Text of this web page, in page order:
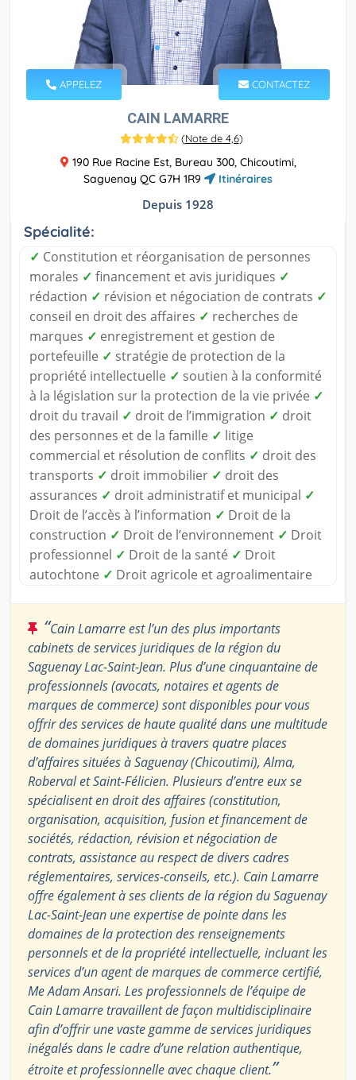
APPELEZ CONTACTEZ
CAIN LAMARRE
(Note de 4,6)
190 Rue Racine Est, Bureau 300, Chicoutimi,
Saguenay QC G7H 1R9
Itinéraires
Depuis 1928
Spécialité:
✓ Constitution et réorganisation de personnes
morales ✓ financement et avis juridiques ✓
rédaction ✓ révision et négociation de contrats ✓
conseil en droit des affaires ✓ recherches de
marques ✓ enregistrement et gestion de
portefeuille ✓ stratégie de protection de la
propriété intellectuelle ✓ soutien à la conformité
à la législation sur la protection de la vie privée ✓
droit du travail ✓ droit de l’immigration ✓ droit
des personnes et de la famille ✓ litige
commercial et résolution de conflits ✓ droit des
transports ✓ droit immobilier ✓ droit des
assurances ✓ droit administratif et municipal ✓
Droit de l’accès à l’information ✓ Droit de la
construction ✓ Droit de l’environnement ✓ Droit
professionnel ✓ Droit de la santé ✓ Droit
autochtone ✓ Droit agricole et agroalimentaire
“Cain Lamarre est l’un des plus importants
cabinets de services juridiques de la région du
Saguenay Lac-Saint-Jean. Plus d’une cinquantaine de
professionnels (avocats, notaires et agents de
marques de commerce) sont disponibles pour vous
offrir des services de haute qualité dans une multitude
de domaines juridiques à travers quatre places
d’affaires situées à Saguenay (Chicoutimi), Alma,
Roberval et Saint-Félicien. Plusieurs d’entre eux se
spécialisent en droit des affaires (constitution,
organisation, acquisition, fusion et financement de
sociétés, rédaction, révision et négociation de
contrats, assistance au respect de divers cadres
réglementaires, services-conseils, etc.). Cain Lamarre
offre également à ses clients de la région du Saguenay
Lac-Saint-Jean une expertise de pointe dans les
domaines de la protection des renseignements
personnels et de la propriété intellectuelle, incluant les
services d’un agent de marques de commerce certifié,
Me Adam Ansari. Les professionnels de l’équipe de
Cain Lamarre travaillent de façon multidisciplinaire
afin d’offrir une vaste gamme de services juridiques
inégalés dans le cadre d’une relation authentique,
étroite et professionnelle avec chaque client.”